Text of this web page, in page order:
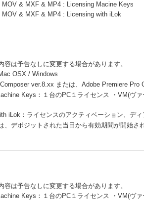
MOV & MXF & MP4 : Licensing Macine Keys
MOV & MXF & MP4 : Licensing with iLok
容は予告なしに変更する場合があります。
OSX / Windows
ver.8.xx または、Adobe Premiere Pro
Keys：１台のPC１ライセンス ・VM(ヴ
iLok：ライセンスのアクティベーション、デ
、デポジットされた当日から有効期間が開始さ
容は予告なしに変更する場合があります。
Keys：１台のPC１ライセンス ・VM(ヴ